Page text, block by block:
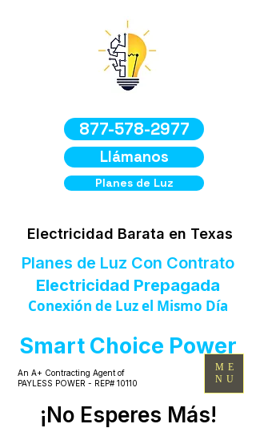
877-578-2977
Smart Choice Power
¡No Esperes Más!
Electricidad Barata en Texas
An A+ Contracting Agent of
PAYLESS POWER - REP# 10110
Llámanos
Planes de Luz
Planes de Luz Con Contrato
Electricidad Prepagada
Conexión de Luz el Mismo Día
ME
NU